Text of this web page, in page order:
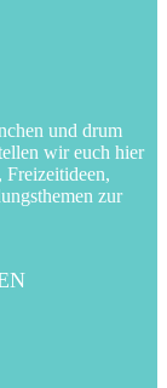
und drum
wir euch hier
zur